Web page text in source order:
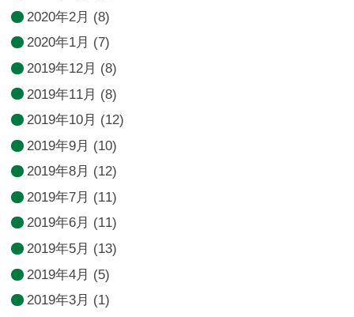
2020年2月 (8)
2020年1月 (7)
2019年12月 (8)
2019年11月 (8)
2019年10月 (12)
2019年9月 (10)
2019年8月 (12)
2019年7月 (11)
2019年6月 (11)
2019年5月 (13)
2019年4月 (5)
2019年3月 (1)